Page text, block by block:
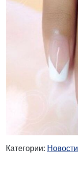
Категории: Новости